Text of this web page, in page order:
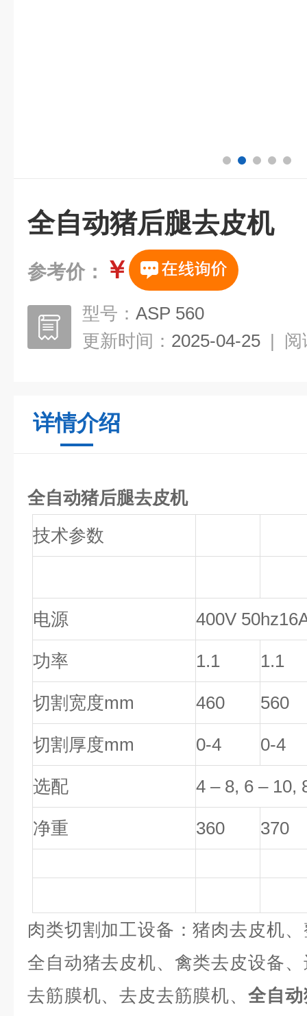
全自动猪后腿去皮机
参考价： ￥
型号： ASP 560
更新时间： 2025-04-25 | 阅
详情介绍
全自动猪后腿去皮机
技术参数
电源 400V
功率 1.1 1.1
切割宽度mm 460 560
切割厚度mm 0-4 0-4
选配 4–8, 6–10,
净重 360 370
肉类切割加工设备：猪肉去皮机
全自动猪去皮机、禽类去皮设备
去筋膜机、去皮去筋膜机、 全自